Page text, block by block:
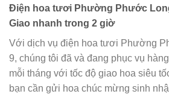
Điện hoa tươi Phường Phước
Giao nhanh trong 2 giờ
Với dịch vụ điện hoa tươi Phường
9, chúng tôi đã và đang phục vụ
mỗi tháng với tốc độ giao hoa siêu
bạn cần gửi hoa chúc mừng sinh